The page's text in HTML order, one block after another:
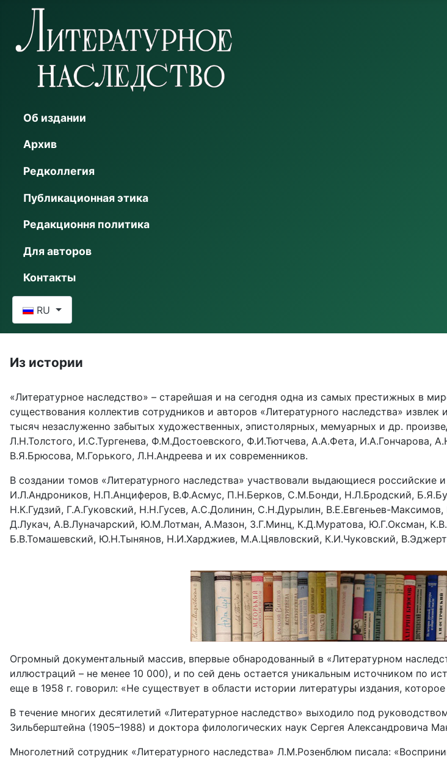
Об издании
Архив
Редколлегия
Публикационная этика
Редакционня политика
Для авторов
Контакты
RU
Из истории
«Литературное наследство» – старейшая и на сегодня одна из самых престижных в
существования коллектив сотрудников и авторов «Литературного наследства»
тысяч незаслуженно забытых художественных, эпистолярных, мемуарных и др.
Л.Н.Толстого, И.С.Тургенева, Ф.М.Достоевского, Ф.И.Тютчева, А.А.Фета, И.А.Гончарова,
В.Я.Брюсова, М.Горького, Л.Н.Андреева и их современников.
В создании томов «Литературного наследства» участвовали выдающиеся
И.Л.Андроников, Н.П.Анциферов, В.Ф.Асмус, П.Н.Берков, С.М.Бонди, Н.Л.Бродский,
Н.К.Гудзий, Г.А.Гуковский, Н.Н.Гусев, А.С.Долинин, С.Н.Дурылин, В.Е.Евгеньев-
Д.Лукач, А.В.Луначарский, Ю.М.Лотман, А.Мазон, З.Г.Минц, К.Д.Муратова, Ю.Г.Оксман,
Б.В.Томашевский, Ю.Н.Тынянов, Н.И.Харджиев, М.А.Цявловский, К.И.Чуковский,
Огромный документальный массив, впервые обнародованный в «Литературном
иллюстраций – не менее 10 000), и по сей день остается уникальным источником по
еще в 1958 г. говорил: «Не существует в области истории литературы издания,
В течение многих десятилетий «Литературное наследство» выходило под
Зильберштейна (1905–1988) и доктора филологических наук Сергея Александровича
Многолетний сотрудник «Литературного наследства» Л.М.Розенблюм писала: